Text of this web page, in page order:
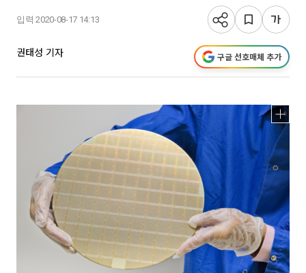
입력 2020-08-17 14:13
권태성 기자 구글 선호매체 추가